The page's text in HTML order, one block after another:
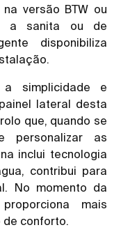
versão BTW ou
a sanita ou de
disponibiliza
a simplicidade e
lateral desta
que, quando se
personalizar as
inclui tecnologia
contribui para
No momento da
mais
de conforto.